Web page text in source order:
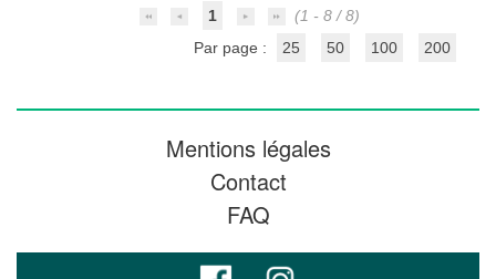
1
(1 - 8 / 8)
Par page :
25 50 100 200
Mentions légales
Contact
FAQ